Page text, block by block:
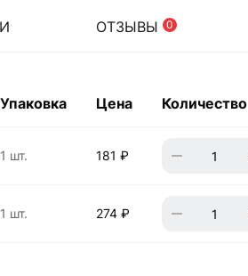
ОТЗЫВЫ 0
Упаковка Цена Количество
1 шт. 181 ₽
1 шт. 274 ₽